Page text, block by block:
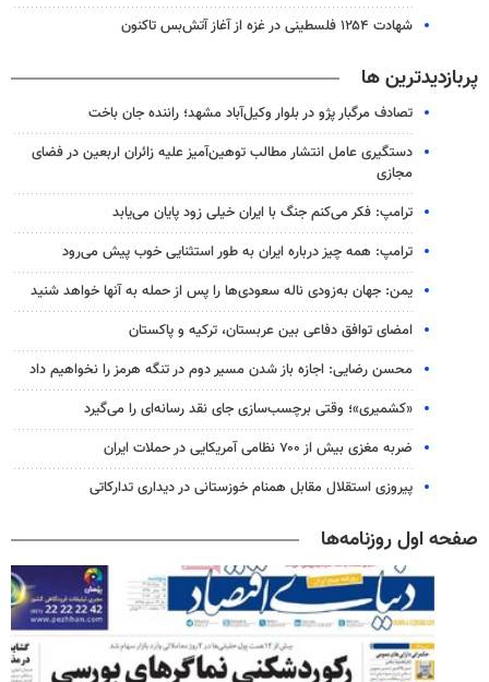
شهادت ۱۲۵۴ فلسطینی در غزه از آغاز آتش‌بس تاکنون
پربازدیدترین ها
تصادف مرگبار پژو در بلوار وکیل‌آباد مشهد؛ راننده جان باخت
دستگیری عامل انتشار مطالب توهین‌آمیز علیه زائران اربعین در فضای
مجازی
ترامپ: فکر می‌کنم جنگ با ایران خیلی زود پایان می‌یابد
ترامپ: همه چیز درباره ایران به طور استثنایی خوب پیش می‌رود
یمن: جهان به‌زودی ناله سعودی‌ها را پس از حمله به آنها خواهد شنید
امضای توافق دفاعی بین عربستان، ترکیه و پاکستان
محسن رضایی: اجازه باز شدن مسیر دوم در تنگه هرمز را نخواهیم داد
«کشمیری»؛ وقتی برچسب‌سازی جای نقد رسانه‌ای را می‌گیرد
ضربه مغزی بیش از ۷۰۰ نظامی آمریکایی در حملات ایران
پیروزی استقلال مقابل همنام خوزستانی در دیداری تدارکاتی
صفحه اول روزنامه‌ها